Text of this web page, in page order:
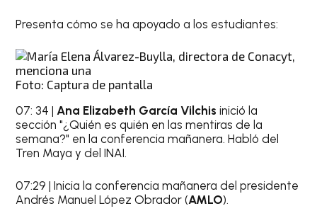
Presenta cómo se ha apoyado a los estudiantes:
Foto: Captura de pantalla
07: 34 |Ana Elizabeth García Vilchis inició la
sección "¿Quién es quién en las mentiras de la
semana?" en la conferencia mañanera. Habló del
Tren Maya y del INAI.
07:29 | Inicia la conferencia mañanera del presidente
Andrés Manuel López Obrador (AMLO).